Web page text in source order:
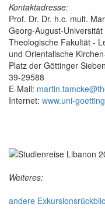
Kontaktadresse:
Prof. Dr. Dr. h.c. mult.
Georg-August-
Theologische Fakultät -
und Orientalische
Platz der Göttinger
39-29588
E-Mail:
Internet: www.uni-
Weiteres:
andere